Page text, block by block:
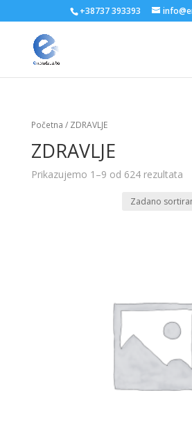
+38737 393393
Početna / ZDRAVLJE
ZDRAVLJE
Prikazujemo 1–9 od 624 rezultata